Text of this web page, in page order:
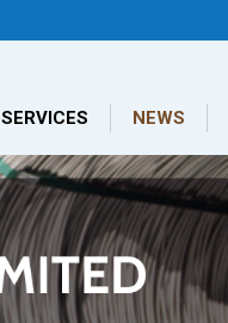
SERVICES NEWS